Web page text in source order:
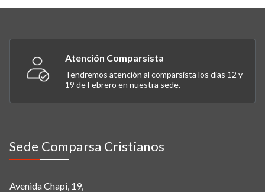
Atención Comparsista
Tendremos atención al comparsista los días 12 y
19 de Febrero en nuestra sede.
Sede Comparsa Cristianos
Avenida Chapi, 19,